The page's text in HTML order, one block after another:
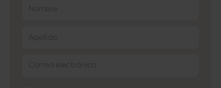
Nombre
Apellido
Correo electrónico